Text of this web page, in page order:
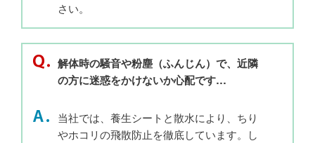
さい。
解体時の騒音や粉塵（ふんじん）で、近隣
の方に迷惑をかけないか心配です…
当社では、養生シートと散水により、ちり
やホコリの飛散防止を徹底しています。し